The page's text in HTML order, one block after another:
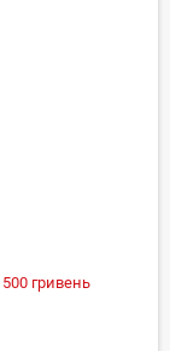
500 гривень